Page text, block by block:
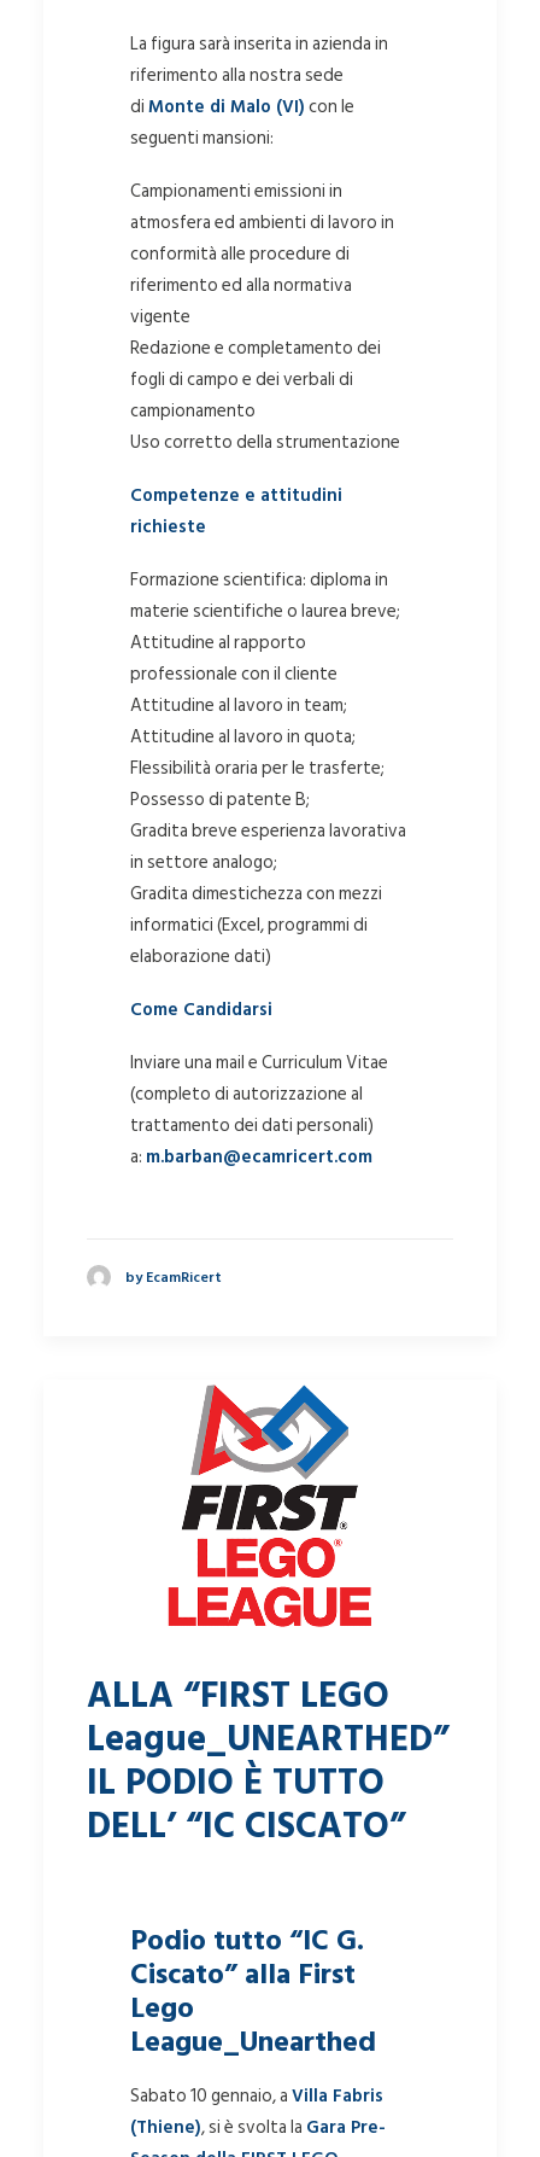
La figura sarà inserita in azienda in
riferimento alla nostra sede
diMonte di Malo (VI)con le
seguenti mansioni:
Campionamenti emissioni in
atmosfera ed ambienti di lavoro in
conformità alle procedure di
riferimento ed alla normativa
vigente
Redazione e completamento dei
fogli di campo e dei verbali di
campionamento
Uso corretto della strumentazione
Competenze e attitudini
richieste
Formazione scientifica: diploma in
materie scientifiche o laurea breve;
Attitudine al rapporto
professionale con il cliente
Attitudine al lavoro in team;
Attitudine al lavoro in quota;
Flessibilità oraria per le trasferte;
Possesso di patente B;
Gradita breve esperienza lavorativa
in settore analogo;
Gradita dimestichezza con mezzi
informatici (Excel, programmi di
elaborazione dati)
Come Candidarsi
Inviare una mail e Curriculum Vitae
(completo di autorizzazione al
trattamento dei dati personali)
a: m.barban@ecamricert.com
by EcamRicert
ALLA “FIRST LEGO
League_UNEARTHED”
IL PODIO È TUTTO
DELL’ “IC CISCATO”
Podio tutto “IC G.
Ciscato” alla First
Lego
League_Unearthed
Sabato 10 gennaio, aVilla Fabris
(Thiene), si è svolta la Gara Pre-